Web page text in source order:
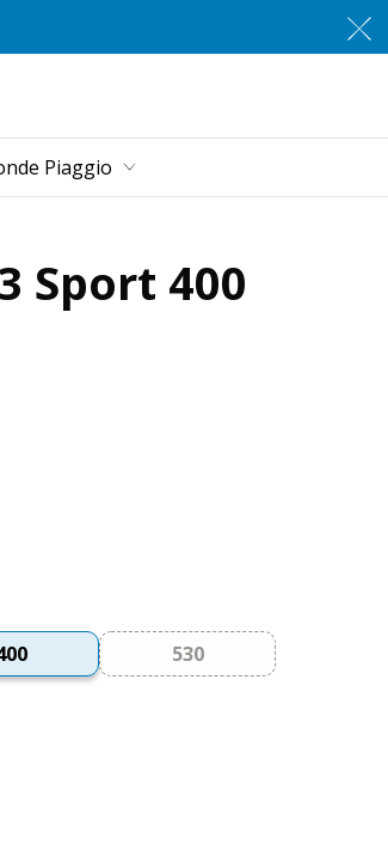
Piaggio
Sport 400
530